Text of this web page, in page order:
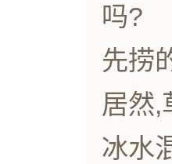
吗?
先捞
居然,
冰水